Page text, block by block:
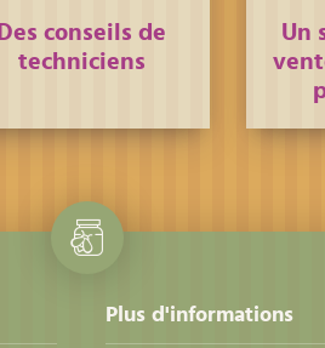
Des conseils de
techniciens
Un
Plus d'informations